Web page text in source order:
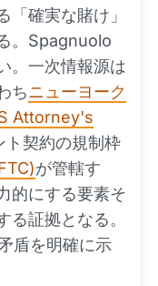
「確実な賭け」
。Spagnuolo
。一次情報源は
ちニューヨーク
Attorney's
ト契約の規制枠
が管轄す
的にする要素そ
証拠となる。
盾を明確に示